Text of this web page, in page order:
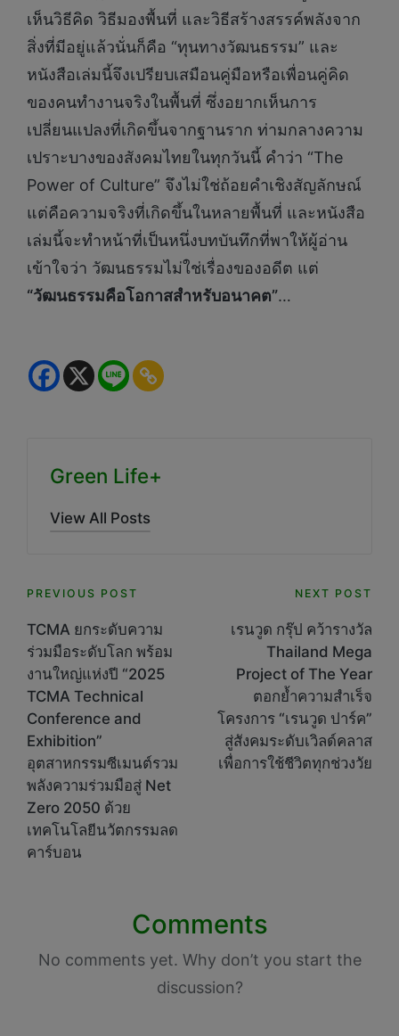
เห็นวิธีคิด วิธีมองพื้นที่ และวิธีสร้างสรรค์พลังจาก
สิ่งที่มีอยู่แล้วนั่นก็คือ “ทุนทางวัฒนธรรม” และ
หนังสือเล่มนี้จึงเปรียบเสมือนคู่มือหรือเพื่อนคู่คิด
ของคนทำงานจริงในพื้นที่ ซึ่งอยากเห็นการ
เปลี่ยนแปลงที่เกิดขึ้นจากฐานราก ท่ามกลางความ
เปราะบางของสังคมไทยในทุกวันนี้ คำว่า “The
Power of Culture” จึงไม่ใช่ถ้อยคำเชิงสัญลักษณ์
แต่คือความจริงที่เกิดขึ้นในหลายพื้นที่ และหนังสือ
เล่มนี้จะทำหน้าที่เป็นหนึ่งบทบันทึกที่พาให้ผู้อ่าน
เข้าใจว่า วัฒนธรรมไม่ใช่เรื่องของอดีต แต่
“วัฒนธรรมคือโอกาสสำหรับอนาคต”…
Green Life+
View All Posts
Post
navigation
PREVIOUS POST
TCMA ยกระดับความ
ร่วมมือระดับโลก พร้อม
งานใหญ่แห่งปี “2025
TCMA Technical
Conference and
Exhibition”
อุตสาหกรรมซีเมนต์รวม
พลังความร่วมมือสู่ Net
Zero 2050 ด้วย
เทคโนโลยีนวัตกรรมลด
คาร์บอน
NEXT POST
เรนวูด กรุ๊ป คว้ารางวัล
Thailand Mega
Project of The Year
ตอกย้ำความสำเร็จ
โครงการ “เรนวูด ปาร์ค”
สู่สังคมระดับเวิลด์คลาส
เพื่อการใช้ชีวิตทุกช่วงวัย
Comments
No comments yet. Why don’t you start the
discussion?